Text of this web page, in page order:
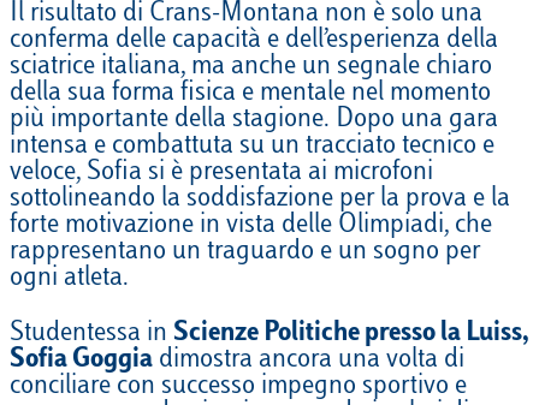
Il risultato di Crans-Montana non è solo una
conferma delle capacità e dell’esperienza della
sciatrice italiana, ma anche un segnale chiaro
della sua forma fisica e mentale nel momento
più importante della stagione. Dopo una gara
intensa e combattuta su un tracciato tecnico e
veloce, Sofia si è presentata ai microfoni
sottolineando la soddisfazione per la prova e la
forte motivazione in vista delle Olimpiadi, che
rappresentano un traguardo e un sogno per
ogni atleta.
Studentessa in Scienze Politiche presso la Luiss,
Sofia Goggia dimostra ancora una volta di
conciliare con successo impegno sportivo e